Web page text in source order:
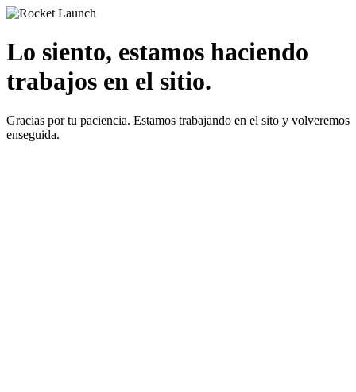
Lo siento, estamos haciendo
trabajos en el sitio.
Gracias por tu paciencia. Estamos trabajando en el sito y volveremos
enseguida.